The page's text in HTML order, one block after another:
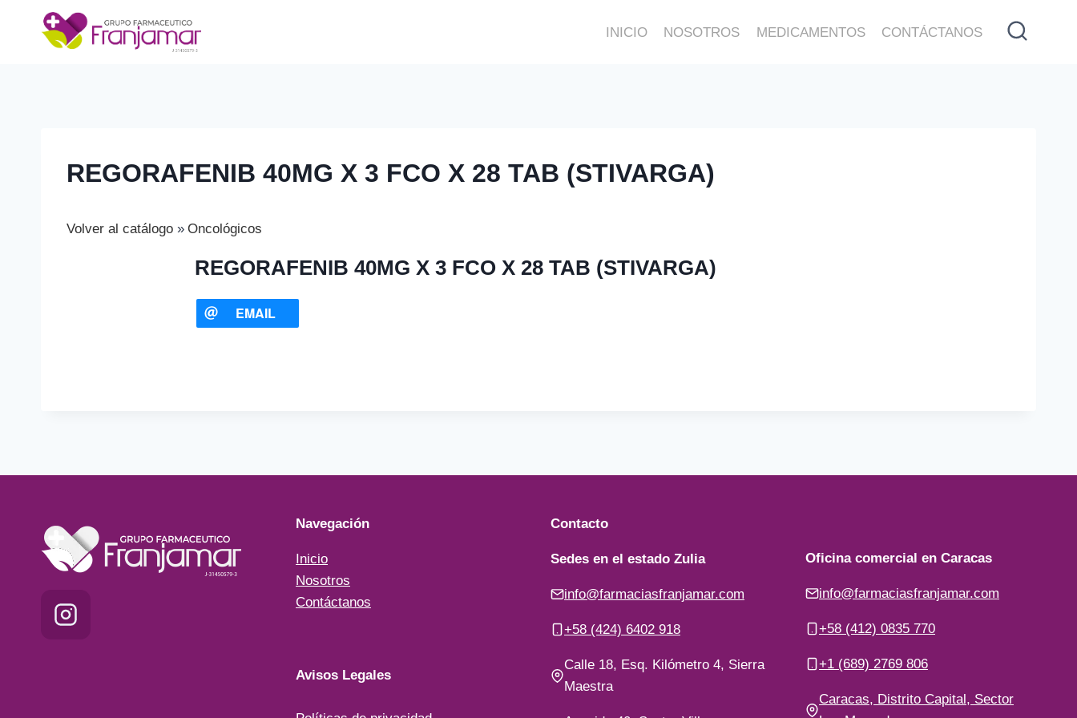
contenido
INICIO NOSOTROS MEDICAMENTOS CONTÁCTANOS
REGORAFENIB 40MG X 3 FCO X 28 TAB (STIVARGA)
Volver al catálogo Oncológicos
REGORAFENIB 40MG X 3 FCO X 28 TAB (STIVARGA)
EMAIL
Navegación
Inicio
Nosotros
Contáctanos
Avisos Legales
Contacto
Sedes en el estado Zulia
info@farmaciasfranjamar.com
+58 (424) 6402 918
Calle 18, Esq. Kilómetro 4, Sierra
Maestra
Oficina comercial en Caracas
info@farmaciasfranjamar.com
+58 (412) 0835 770
+1 (689) 2769 806
Caracas, Distrito Capital, Sector